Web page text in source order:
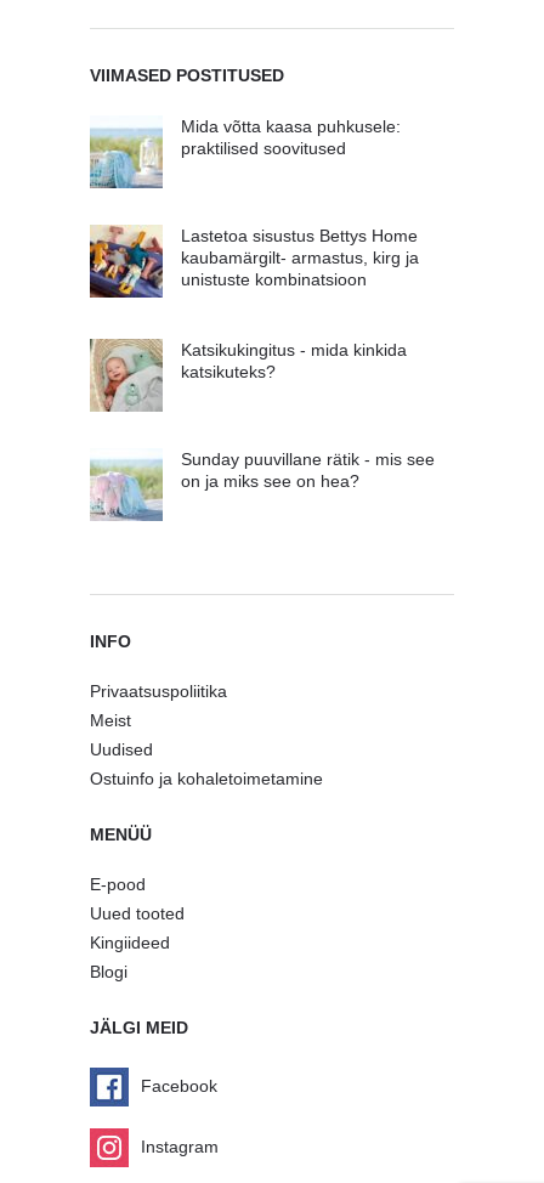
VIIMASED POSTITUSED
Mida võtta kaasa puhkusele:
praktilised soovitused
Lastetoa sisustus Bettys Home
kaubamärgilt- armastus, kirg ja
unistuste kombinatsioon
Katsikukingitus - mida kinkida
katsikuteks?
Sunday puuvillane rätik - mis see
on ja miks see on hea?
INFO
Privaatsuspoliitika
Meist
Uudised
Ostuinfo ja kohaletoimetamine
MENÜÜ
E-pood
Uued tooted
Kingiideed
Blogi
JÄLGI MEID
Facebook
Instagram